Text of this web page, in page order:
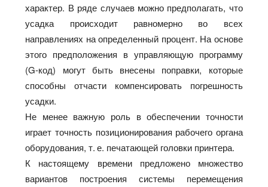
характер. В ряде случаев можно предполагать, что
усадка происходит равномерно во всех
направлениях на определенный процент. На основе
этого предположения в управляющую программу
(G‑код) могут быть внесены поправки, которые
способны отчасти компенсировать погрешность
усадки.
Не менее важную роль в обеспечении точности
играет точность позиционирования рабочего органа
оборудования, т. е. печатающей головки принтера.
К настоящему времени предложено множество
вариантов построения системы перемещения